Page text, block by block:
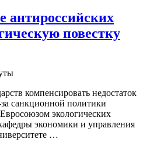
антироссийских
повестку
компенсировать недостаток
за санкционной политики
экологических
экономики и управления
…